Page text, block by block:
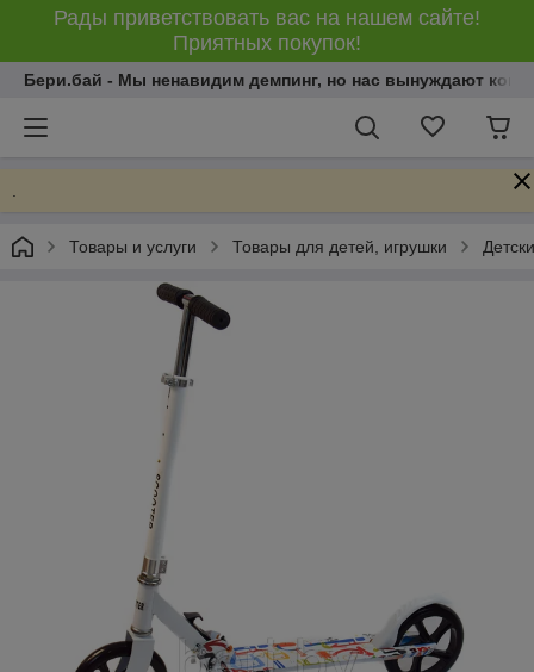
Рады приветствовать вас на нашем сайте!
Приятных покупок!
Бери.бай - Мы ненавидим демпинг, но нас вынуждают
Товары и услуги Товары для детей, игрушки